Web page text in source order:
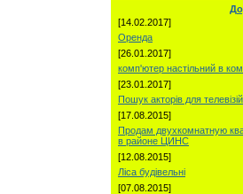
[14.02.2017]
Оренда
[26.01.2017]
комп'ютер настільний в
[23.01.2017]
Пошук акторів для
[17.08.2015]
Продам двухкомнатную
в районе ЦИНС
[12.08.2015]
Ліса будівельні
[07.08.2015]